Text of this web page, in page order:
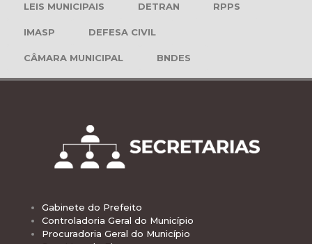
LEIS MUNICIPAIS DETRAN RPPS
IMASP DEFESA CIVIL
CÂMARA MUNICIPAL BNDES
Gabinete do Prefeito
Controladoria Geral do Município
Procuradoria Geral do Município